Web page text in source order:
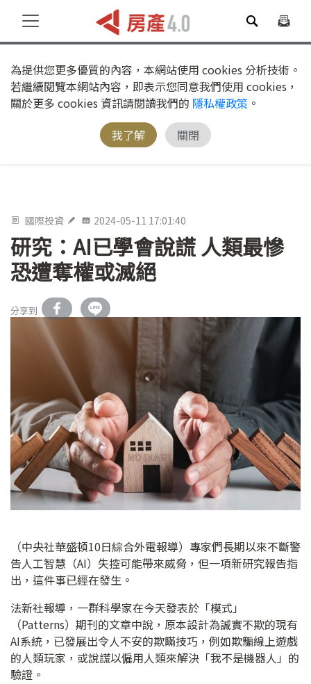
為提供您更多優質的內容，本網站使用 cookies 分析技術。
若繼續閱覽本網站內容，即表示您同意我們使用 cookies，
關於更多 cookies 資訊請閱讀我們的 隱私權政策 。
我了解
關閉
國際投資 2024-05-11 17:01:40
研究：AI已學會說謊 人類最慘
恐遭奪權或滅絕
分享到
（中央社華盛頓10日綜合外電報導）專家們長期以來不斷警
告人工智慧（AI）失控可能帶來威脅，但一項新研究報告指
出，這件事已經在發生。
法新社報導，一群科學家在今天發表於「模式」
（Patterns）期刊的文章中說，原本設計為誠實不欺的現有
AI系統，已發展出令人不安的欺瞞技巧，例如欺騙線上遊戲
的人類玩家，或說謊以僱用人類來解決「我不是機器人」的
驗證。